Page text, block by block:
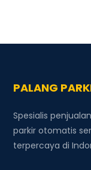
PALANG
Spesialis
parkir otomatis
terpercaya di